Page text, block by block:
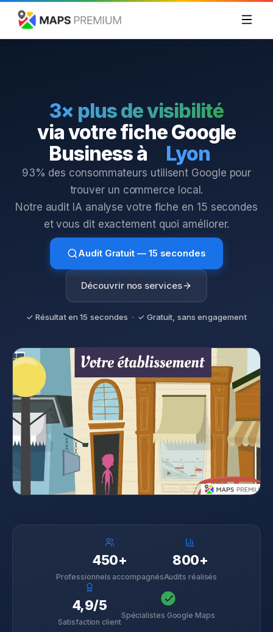
3× plus de visibilité
via votre fiche Google
Business à
Lyon
93% des consommateurs utilisent Google pour
trouver un commerce local.
Notre audit IA analyse votre fiche en 15 secondes
et vous dit exactement quoi améliorer.
Audit Gratuit — 15 secondes
Découvrir nos services
✓ Résultat en 15 secondes · ✓ Gratuit, sans engagement
450+
Professionnels accompagnés
800+
Audits réalisés
4,9/5
Satisfaction client
Spécialistes Google Maps